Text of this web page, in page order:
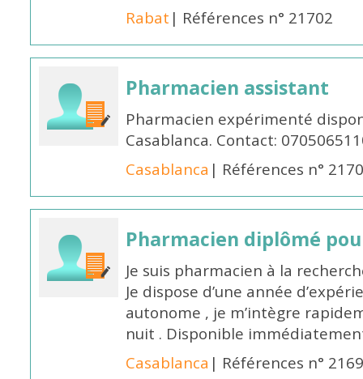
Rabat | Références n° 21702
Pharmacien assistant
Pharmacien expérimenté
Casablanca. Contact:
Casablanca | Références n°
Pharmacien diplômé
Je suis pharmacien à la
Je dispose d’une année
autonome , je m’intègre
nuit . Disponible
Casablanca | Références n°